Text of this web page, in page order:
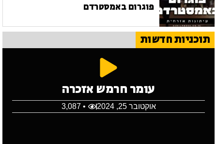
פוגרום באמסטרדם
תוכניות חדשות
עומר חרמש אזכרה
אוקטובר 25, 2024 • 3,087